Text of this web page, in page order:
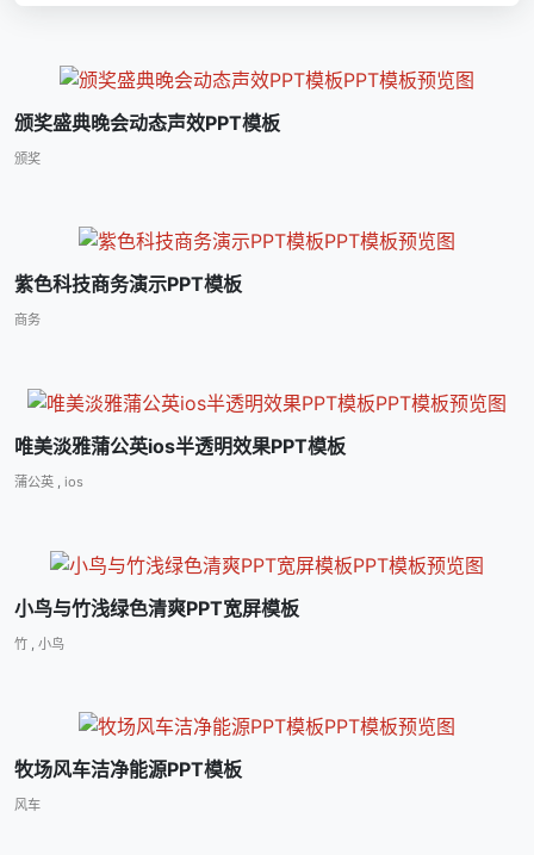
颁奖盛典晚会动态声效PPT模板
颁奖
紫色科技商务演示PPT模板
商务
唯美淡雅蒲公英ios半透明效果PPT模板
蒲公英 , ios
小鸟与竹浅绿色清爽PPT宽屏模板
竹 小鸟
牧场风车洁净能源PPT模板
风车